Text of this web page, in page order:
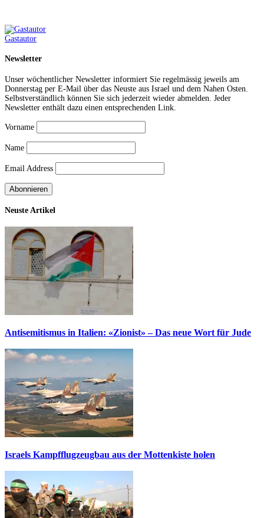
Gastautor
Newsletter
Unser wöchentlicher Newsletter informiert Sie regelmässig jeweils am
Donnerstag per E-Mail über das Neuste aus Israel und dem Nahen Osten.
Selbstverständlich können Sie sich jederzeit wieder abmelden. Jeder
Newsletter enthält dazu einen entsprechenden Link.
Vorname
Name
Email Address
Neuste Artikel
Antisemitismus in Italien: «Zionist» – Das neue Wort für Jude
Israels Kampfflugzeugbau aus der Mottenkiste holen